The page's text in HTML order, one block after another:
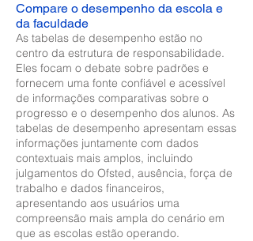
Compare o desempenho da escola e
da faculdade
As tabelas de desempenho estão no
centro da estrutura de responsabilidade.
Eles focam o debate sobre padrões e
fornecem uma fonte confiável e acessível
de informações comparativas sobre o
progresso e o desempenho dos alunos. As
tabelas de desempenho apresentam essas
informações juntamente com dados
contextuais mais amplos, incluindo
julgamentos do Ofsted, ausência, força de
trabalho e dados financeiros,
apresentando aos usuários uma
compreensão mais ampla do cenário em
que as escolas estão operando.